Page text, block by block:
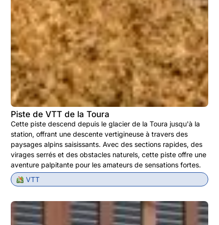
Piste de VTT de la Toura
Cette piste descend depuis le glacier de la Toura jusqu'à la
station, offrant une descente vertigineuse à travers des
paysages alpins saisissants. Avec des sections rapides, des
virages serrés et des obstacles naturels, cette piste offre une
aventure palpitante pour les amateurs de sensations fortes.
VTT